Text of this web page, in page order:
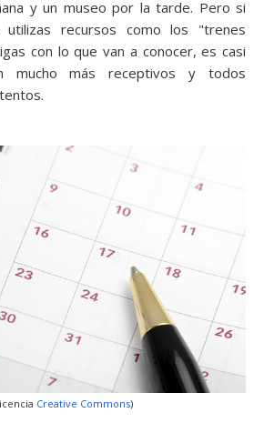
y un museo por la tarde. Pero si
utilizas recursos como los "trenes
con lo que van a conocer, es casi
mucho más receptivos y todos
Creative Commons)